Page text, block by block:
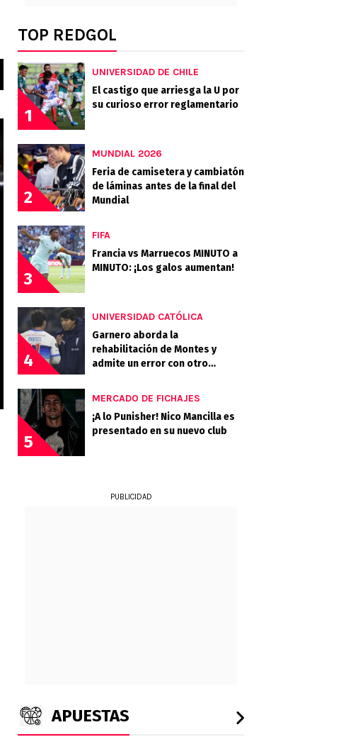
TOP REDGOL
1
UNIVERSIDAD DE CHILE
El castigo que arriesga la U por
su curioso error reglamentario
2
MUNDIAL 2026
Feria de camisetera y cambiatón
de láminas antes de la final del
Mundial
3
FIFA
Francia vs Marruecos MINUTO a
MINUTO: ¡Los galos aumentan!
4
UNIVERSIDAD CATÓLICA
Garnero aborda la
rehabilitación de Montes y
admite un error con otro
5
MERCADO DE FICHAJES
¡A lo Punisher! Nico Mancilla es
presentado en su nuevo club
PUBLICIDAD
APUESTAS